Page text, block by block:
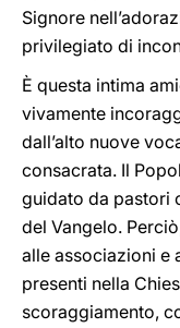
Signore
privilegiato di
È questa intima
vivamente
dall’alto nuove
consacrata. Il
guidato da pastori
del Vangelo.
alle associazioni e
presenti nella
scoraggiamento,